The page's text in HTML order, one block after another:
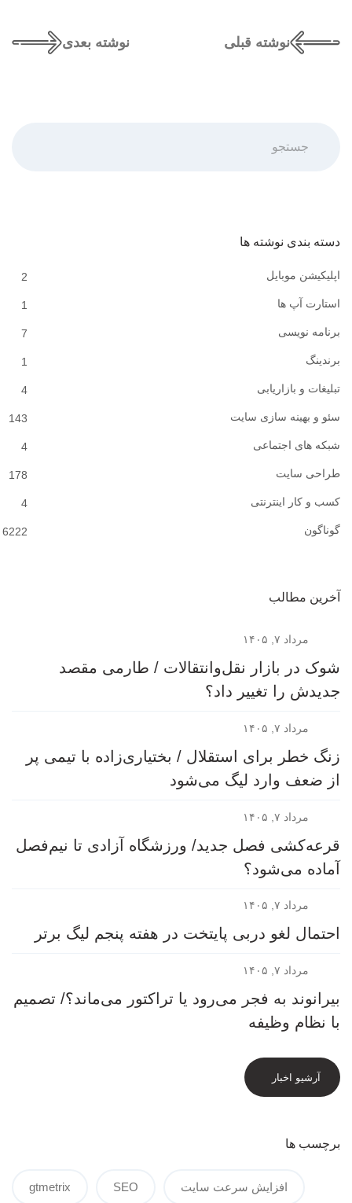
نوشته قبلی نوشته بعدی
دسته بندی نوشته ها
2 اپلیکیشن موبایل
1 استارت آپ ها
7 برنامه نویسی
1 برندینگ
4 تبلیغات و بازاریابی
143 سئو و بهینه سازی سایت
4 شبکه های اجتماعی
178 طراحی سایت
4 کسب و کار اینترنتی
6222 گوناگون
آخرین مطالب
مرداد ۷, ۱۴۰۵
شوک در بازار نقل‌وانتقالات / طارمی مقصد
جدیدش را تغییر داد؟
مرداد ۷, ۱۴۰۵
زنگ خطر برای استقلال / بختیاری‌زاده با تیمی پر
از ضعف وارد لیگ می‌شود
مرداد ۷, ۱۴۰۵
قرعه‎‌کشی فصل جدید/ ورزشگاه آزادی تا نیم‌فصل
آماده می‌شود؟
مرداد ۷, ۱۴۰۵
احتمال لغو دربی پایتخت در هفته پنجم لیگ برتر
مرداد ۷, ۱۴۰۵
بیرانوند به فجر می‌رود یا تراکتور می‌ماند؟/ تصمیم
با نظام وظیفه
آرشیو اخبار
برچسب ها
gtmetrix SEO افزایش سرعت سایت